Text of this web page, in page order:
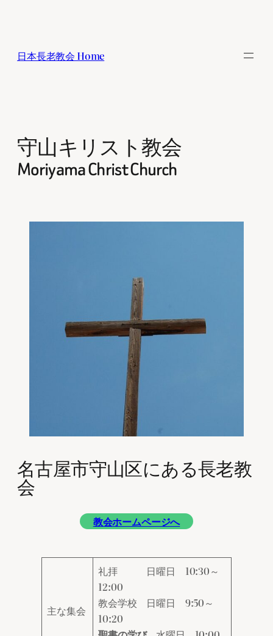
日本長老教会 Home
守山キリスト教会
Moriyama Christ Church
名古屋市守山区にある長老教
会
教会ホームページへ
主な集会
礼拝 日曜日 10:30～
12:00
教会学校 日曜日 9:50～
10:20